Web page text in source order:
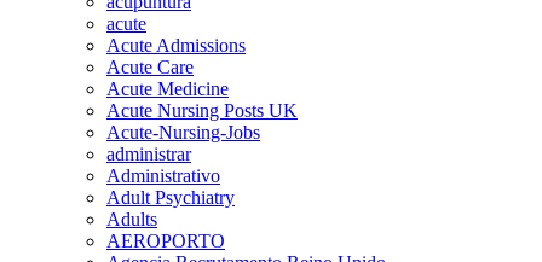
acute
Acute Admissions
Acute Care
Acute Medicine
Acute Nursing Posts UK
Acute-Nursing-Jobs
administrar
Administrativo
Adult Psychiatry
Adults
AEROPORTO